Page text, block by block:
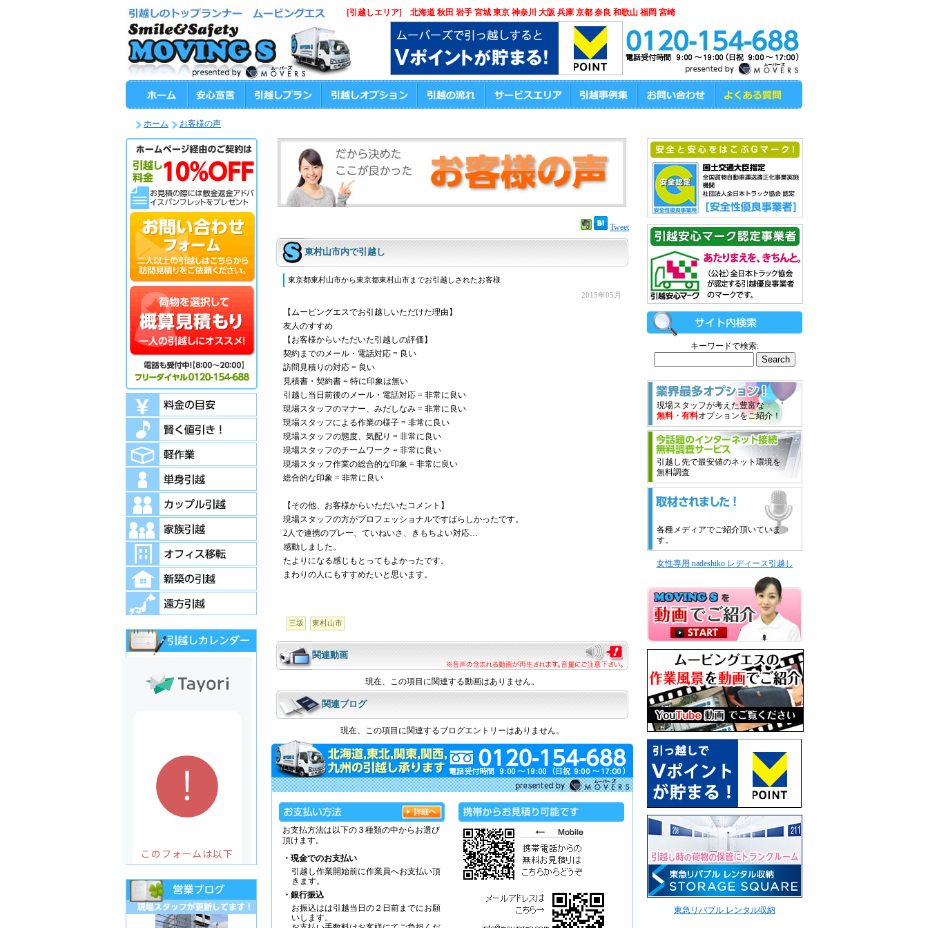
ホーム お客様の声
Tweet
東村山市内で引越し
東京都東村山市から東京都東村山市までお引越しされたお客様
2015年05月
【ムービングエスでお引越しいただけた理由】
友人のすすめ
【お客様からいただいた引越しの評価】
契約までのメール・電話対応 = 良い
訪問見積りの対応 = 良い
見積書・契約書 = 特に印象は無い
引越し当日前後のメール・電話対応 = 非常に良い
現場スタッフのマナー、みだしなみ = 非常に良い
現場スタッフによる作業の様子 = 非常に良い
現場スタッフの態度、気配り = 非常に良い
現場スタッフのチームワーク = 非常に良い
現場スタッフ作業の総合的な印象 = 非常に良い
総合的な印象 = 非常に良い
【その他、お客様からいただいたコメント】
現場スタッフの方がプロフェッショナルですばらしかったです。
2人で連携のプレー、ていねいさ、きもちよい対応…
感動しました。
たよりになる感じもとってもよかったです。
まわりの人にもすすめたいと思います。
三坂 東村山市
関連動画
現在、この項目に関連する動画はありません。
関連ブログ
現在、この項目に関連するブログエントリーはありません。
お支払方法は以下の３種類の中からお選び
頂けます。
・現金でのお支払い
引越し作業開始前に作業員へお支払い頂
きます。
・銀行振込
お振込はは引越当日の２日前までにお願
いします。
キーワードで検索:
現場スタッフが考えた豊富な
無料・有料オプションをご紹介！
引越し先で最安値のネット環境を
無料調査
各種メディアでご紹介頂いていま
す。
女性専用 nadeshiko レディース引越し
東急リバブル レンタル収納
[引越しエリア] 北海道 秋田 岩手 宮城 東京 神奈川 大阪 兵庫 京都 奈良 和歌山 福岡 宮崎